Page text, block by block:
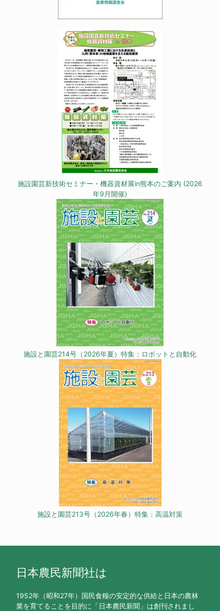
施設園芸新技術セミナー・機器資材展in熊本のご案内 (2026
年9月開催)
施設と園芸214号（2026年夏）特集：ロボットと自動化
施設と園芸213号（2026年春）特集：高温対策
日本農民新聞社は
1952年（昭和27年）国民食糧の安定的な供給と日本の農林
業を育てることを目的に「日本農民新聞」は創刊されまし